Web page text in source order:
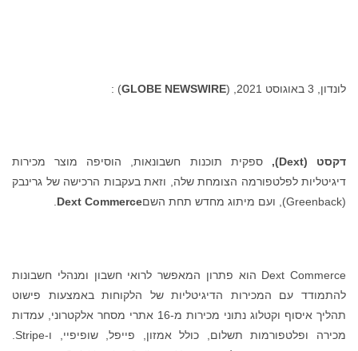
לונדון, 3 באוגוסט 2021, ( GLOBE NEWSWIRE
) :
דקסט (Dext
), ספקית תוכנות חשבונאות, הוסיפה מוצר מכירות
דיגיטליות לפלטפורמה הצומחת שלה, וזאת בעקבות הרכישה של גרינבק
(Greenback), ועם מיתוג מחדש תחת השם
Dext Commerce
Dext Commerce הוא פתרון המאפשר לרואי חשבון ומנהלי חשבונות
להתמודד עם המכירות הדיגיטליות של הלקוחות באמצעות פישוט
תהליך איסוף וקטלוג נתוני מכירות מ-16 אתרי מסחר אלקטרוני, עמדות